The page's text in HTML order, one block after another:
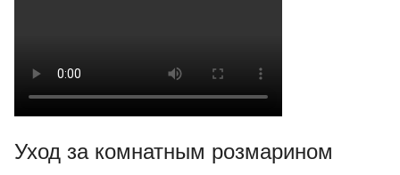
Уход за комнатным розмарином